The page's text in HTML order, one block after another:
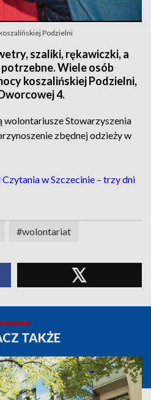
Podzielni
szaliki, rękawiczki, a
Wiele osób
koszalińskiej Podzielni,
4.
wolontariusze Stowarzyszenia
zbędnej odzieży w
Czytania w Szczecinie – trzy dni
#wolontariat
TAKŻE